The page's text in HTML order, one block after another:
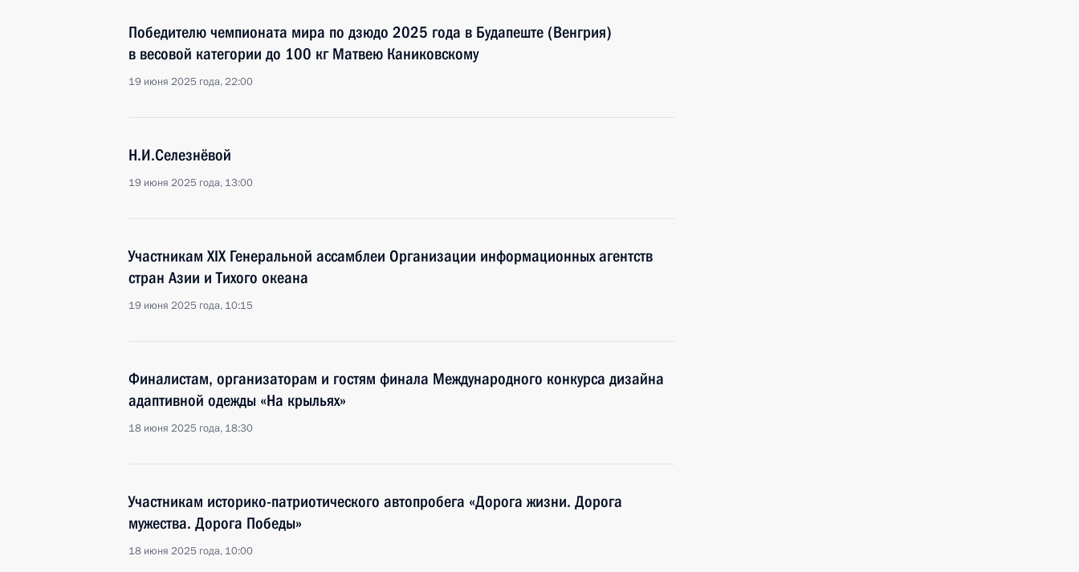
Победителю чемпионата мира по дзюдо 2025 года в Будапеште (Венгрия)
в весовой категории до 100 кг Матвею Каниковскому
19 июня 2025 года, 22:00
Н.И.Селезнёвой
19 июня 2025 года, 13:00
Участникам XIX Генеральной ассамблеи Организации информационных агентств
стран Азии и Тихого океана
19 июня 2025 года, 10:15
Финалистам, организаторам и гостям финала Международного конкурса дизайна
адаптивной одежды «На крыльях»
18 июня 2025 года, 18:30
Участникам историко-патриотического автопробега «Дорога жизни. Дорога
мужества. Дорога Победы»
18 июня 2025 года, 10:00